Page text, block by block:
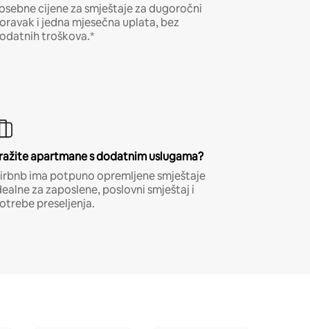
cijene za smještaje za dugoročni
i jedna mjesečna uplata, bez
troškova.*
apartmane s dodatnim uslugama?
ima potpuno opremljene smještaje
za zaposlene, poslovni smještaj i
preseljenja.